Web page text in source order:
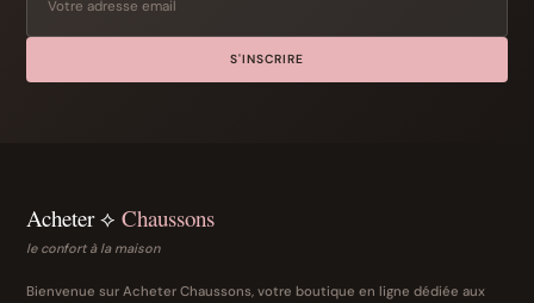
S'INSCRIRE
Acheter ⟡ Chaussons
le confort à la maison
Bienvenue sur Acheter Chaussons, votre boutique en ligne dédiée aux